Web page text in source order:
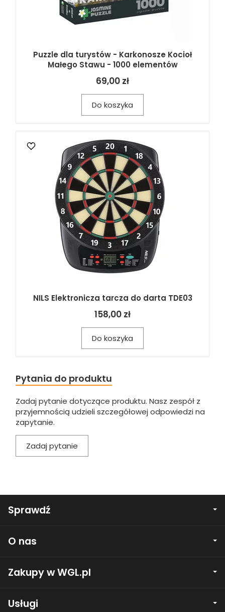
Puzzle dla turystów - Karkonosze Kocioł
Małego Stawu - 1000 elementów
69,00 zł
Do koszyka
NILS Elektronicza tarcza do darta TDE03
158,00 zł
Do koszyka
Pytania do produktu
Zadaj pytanie dotyczące produktu. Nasz zespół z
przyjemnością udzieli szczegółowej odpowiedzi na
zapytanie.
Zadaj pytanie
Sprawdź
O nas
Zakupy w WGL.pl
Usługi